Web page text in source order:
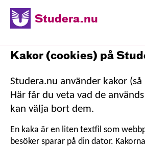
Studera.nu
Kakor (cookies) på
Studera.nu använder kakor
Här får du veta vad de
kan välja bort dem.
En kaka är en liten textfil som
besöker sparar på din dator.